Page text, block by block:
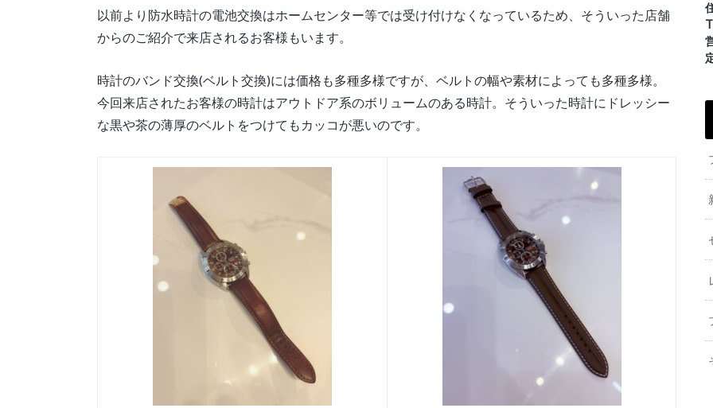
以前より防水時計の電池交換はホームセンター等では受け付けなくなっているため、そういった店舗
からのご紹介で来店されるお客様もいます。
時計のバンド交換(ベルト交換)には価格も多種多様ですが、ベルトの幅や素材によっても多種多様。
今回来店されたお客様の時計はアウトドア系のボリュームのある時計。そういった時計にドレッシー
な黒や茶の薄厚のベルトをつけてもカッコが悪いのです。